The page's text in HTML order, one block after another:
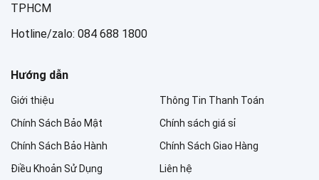
TPHCM
Hotline/zalo: 084 688 1800
Hướng dẫn
Giới thiệu
Chính Sách Bảo Mật
Chính Sách Bảo Hành
Điều Khoản Sử Dụng
Thông Tin Thanh Toán
Chính sách giá sỉ
Chính Sách Giao Hàng
Liên hệ